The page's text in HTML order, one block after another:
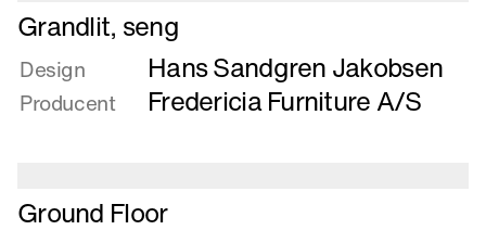
Læs
mere
om
Grandlit,
seng
Grandlit, seng
Design Hans Sandgren Jakobsen
Producent Fredericia Furniture A/S
Læs
Ground Floor